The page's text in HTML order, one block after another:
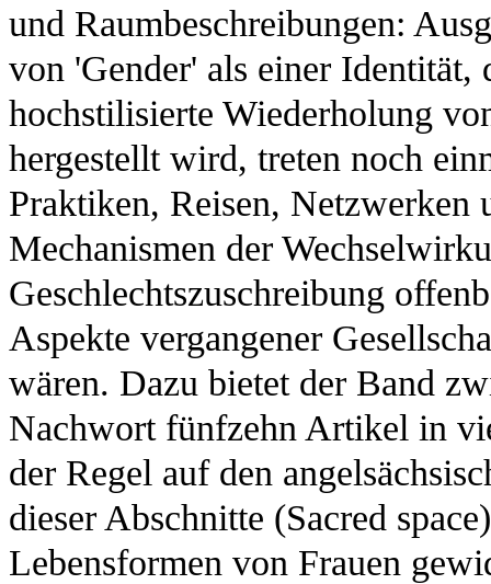
und Raumbeschreibungen:
von 'Gender' als einer
hochstilisierte Wiederholung
hergestellt wird, treten noch
Praktiken, Reisen,
Mechanismen der
Geschlechtszuschreibung
Aspekte vergangener
wären. Dazu bietet der Band
Nachwort fünfzehn Artikel in
der Regel auf den
dieser Abschnitte (Sacred
Lebensformen von Frauen